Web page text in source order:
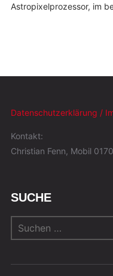
Astropixelprozessor, im
Datenschutzerklärung /
Kontakt:
Christian Fenn, Mobil
SUCHE
Suchen
nach: